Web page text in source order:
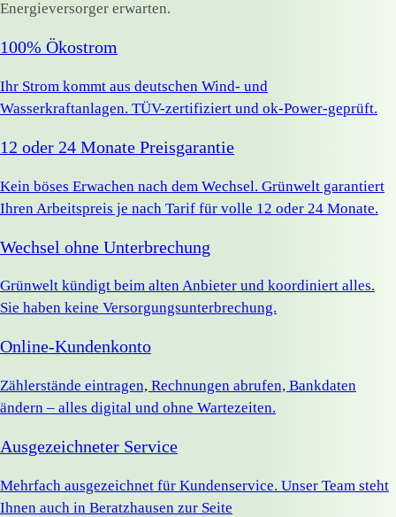
Energieversorger erwarten.
100% Ökostrom
Ihr Strom kommt aus deutschen Wind- und
Wasserkraftanlagen. TÜV-zertifiziert und ok-Power-geprüft.
12 oder 24 Monate Preisgarantie
Kein böses Erwachen nach dem Wechsel. Grünwelt garantiert
Ihren Arbeitspreis je nach Tarif für volle 12 oder 24 Monate.
Wechsel ohne Unterbrechung
Grünwelt kündigt beim alten Anbieter und koordiniert alles.
Sie haben keine Versorgungsunterbrechung.
Online-Kundenkonto
Zählerstände eintragen, Rechnungen abrufen, Bankdaten
ändern – alles digital und ohne Wartezeiten.
Ausgezeichneter Service
Mehrfach ausgezeichnet für Kundenservice. Unser Team steht
Ihnen auch in Beratzhausen zur Seite